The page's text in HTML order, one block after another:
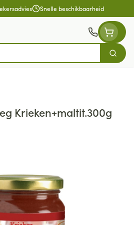
Snelle beschikbaarheid
Zoek
Krieken+maltit.300g